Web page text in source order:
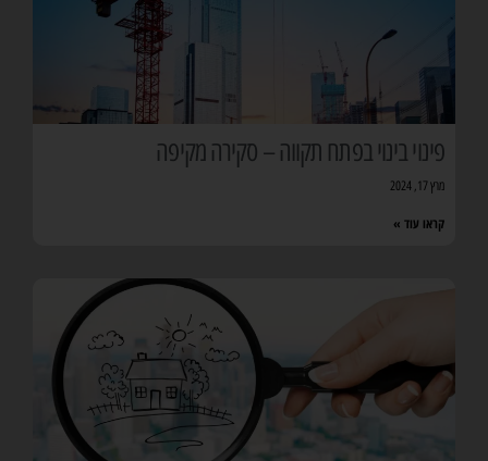
פינוי בינוי בפתח תקווה – סקירה מקיפה
מרץ 17, 2024
קראו עוד »